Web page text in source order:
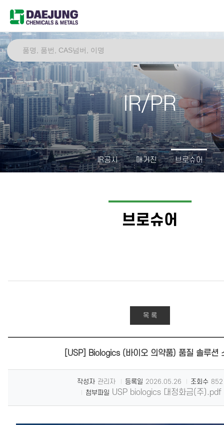
IR/PR
IR공시 매거진 브로슈어
브로슈어
목 록
[USP] Biologics (바이오 의약품) 품질 솔루션
작성자 관리자 등록일 2026.05.26 조회수 852
첨부파일 USP biologics 대정화금(주).pdf